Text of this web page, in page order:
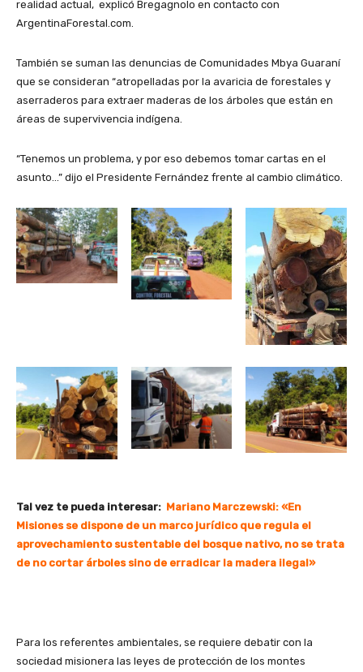
realidad actual, explicó Bregagnolo en contacto con
ArgentinaForestal.com.
También se suman las denuncias de Comunidades Mbya Guaraní
que se consideran “atropelladas por la avaricia de forestales y
aserraderos para extraer maderas de los árboles que están en
áreas de supervivencia indígena.
“Tenemos un problema, y por eso debemos tomar cartas en el
asunto…” dijo el Presidente Fernández frente al cambio climático.
Tal vez te pueda interesar: Mariano Marczewski: «En
Misiones se dispone de un marco jurídico que regula el
aprovechamiento sustentable del bosque nativo, no se trata
de no cortar árboles sino de erradicar la madera ilegal»
Para los referentes ambientales, se requiere debatir con la
sociedad misionera las leyes de protección de los montes